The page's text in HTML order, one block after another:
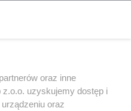
oraz inne
uzyskujemy dostęp i
oraz